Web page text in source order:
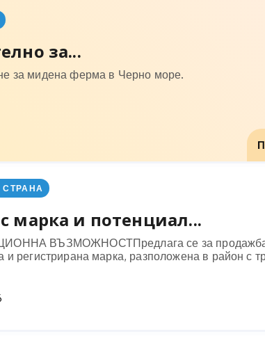
за...
за мидена ферма в Черно море.
СТРАНА
марка и потенциал...
ВЪЗМОЖНОСТПредлага се за
и регистрирана марка, разположена в район с